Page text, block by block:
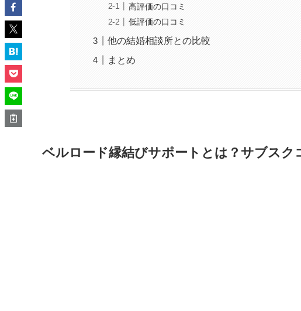
高評価の口コミ
低評価の口コミ
他の結婚相談所との比較
まとめ
ベルロード縁結びサポートとは？サブスク